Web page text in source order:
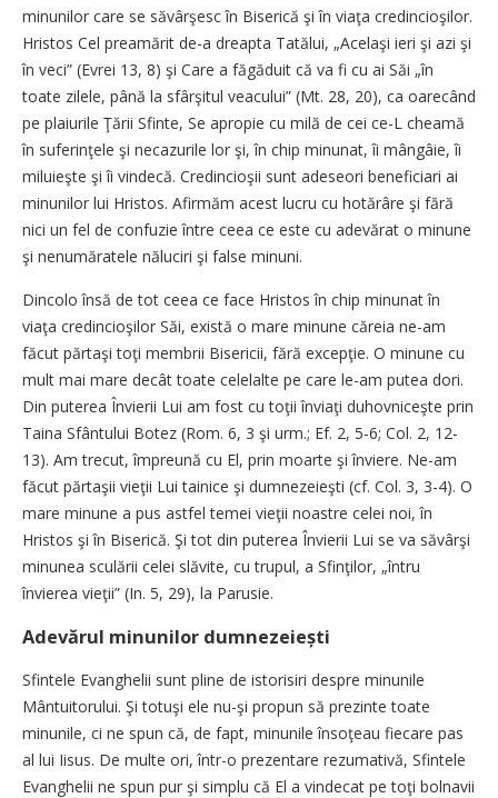
minunilor care se săvârşesc în Biserică şi în viaţa credincioşilor.
Hristos Cel preamărit de-a dreapta Tatălui, „Acelaşi ieri şi azi şi
în veci” (Evrei 13, 8) şi Care a făgăduit că va fi cu ai Săi „în
toate zilele, până la sfârşitul veacului” (Mt. 28, 20), ca oarecând
pe plaiurile Ţării Sfinte, Se apropie cu milă de cei ce-L cheamă
în suferinţele şi necazurile lor şi, în chip minunat, îi mângâie, îi
miluieşte şi îi vindecă. Credincioşii sunt adeseori beneficiari ai
minunilor lui Hristos. Afirmăm acest lucru cu hotărâre şi fără
nici un fel de confuzie între ceea ce este cu adevărat o minune
şi nenumăratele năluciri şi false minuni.
Dincolo însă de tot ceea ce face Hristos în chip minunat în
viaţa credincioşilor Săi, există o mare minune căreia ne-am
făcut părtaşi toţi membrii Bisericii, fără excepţie. O minune cu
mult mai mare decât toate celelalte pe care le-am putea dori.
Din puterea Învierii Lui am fost cu toţii înviaţi duhovniceşte prin
Taina Sfântului Botez (Rom. 6, 3 şi urm.; Ef. 2, 5-6; Col. 2, 12-
13). Am trecut, împreună cu El, prin moarte şi înviere. Ne-am
făcut părtaşii vieţii Lui tainice şi dumnezeieşti (cf. Col. 3, 3-4). O
mare minune a pus astfel temei vieţii noastre celei noi, în
Hristos şi în Biserică. Şi tot din puterea Învierii Lui se va săvârşi
minunea sculării celei slăvite, cu trupul, a Sfinţilor, „întru
învierea vieţii” (In. 5, 29), la Parusie.
Adevărul minunilor dumnezeiești
Sfintele Evanghelii sunt pline de istorisiri despre minunile
Mântui­torului. Şi totuşi ele nu-şi propun să prezinte toate
minunile, ci ne spun că, de fapt, minunile însoţeau fiecare pas
al lui Iisus. De multe ori, într-o prezentare rezumativă, Sfintele
Evanghelii ne spun pur şi simplu că El a vindecat pe toţi bolnavii